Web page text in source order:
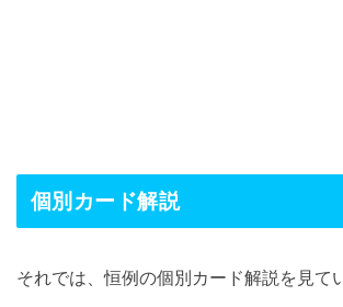
個別カード解説
それでは、恒例の個別カード解説を見て